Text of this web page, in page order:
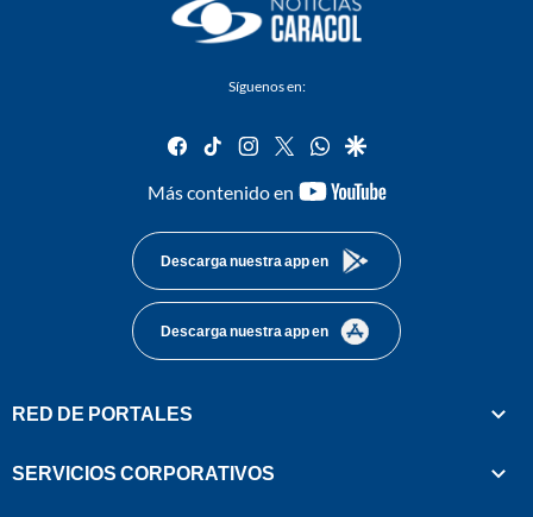
Síguenos en:
facebook
tiktok instagram
twitterwhatsapp
google
Más contenido en
youtube-
Descarga nuestra app en
Descarga nuestra app en
RED DE PORTALES
SERVICIOS CORPORATIVOS